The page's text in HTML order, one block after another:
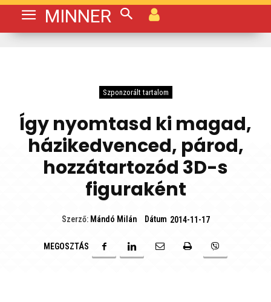
MINNER
Szponzorált tartalom
Így nyomtasd ki magad,
házikedvenced, párod,
hozzátartozód 3D-s
figuraként
Szerző: Mándó Milán Dátum 2014-11-17
MEGOSZTÁS